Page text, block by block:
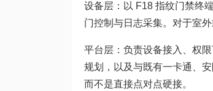
设备层：以 F18 指纹门禁终
门控制与日志采集。对于室
平台层：负责设备接入、权
规划，以及与既有一卡通、
而不是直接点对点硬接。